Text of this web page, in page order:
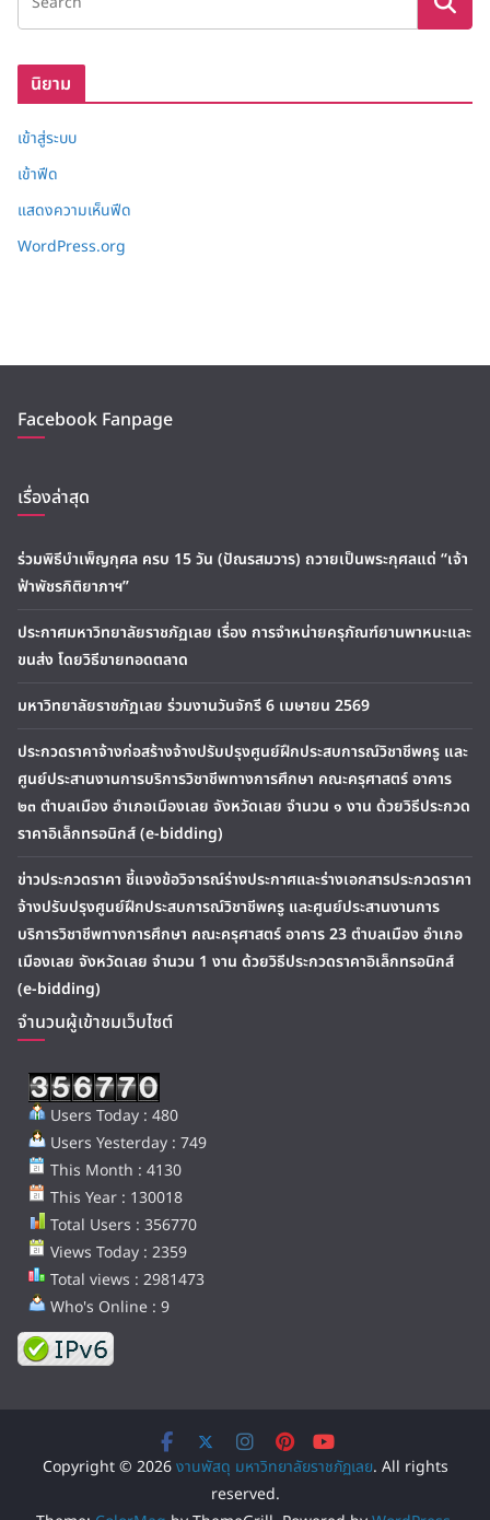
ก็
นิยาม
เข้าสู่ระบบ
เข้าฟีด
แสดงความเห็นฟีด
WordPress.org
Facebook Fanpage
เรื่องล่าสุด
ร่วมพิธีบำเพ็ญกุศล ครบ 15 วัน (ปัณรสมวาร) ถวายเป็นพระกุศลแด่ “เจ้า
ฟ้าพัชรกิติยาภาฯ”
ประกาศมหาวิทยาลัยราชภัฏเลย เรื่อง การจำหน่ายครุภัณฑ์ยานพาหนะและ
ขนส่ง โดยวิธีขายทอดตลาด
มหาวิทยาลัยราชภัฏเลย ร่วมงานวันจักรี 6 เมษายน 2569
ประกวดราคาจ้างก่อสร้างจ้างปรับปรุงศูนย์ฝึกประสบการณ์วิชาชีพครู และ
ศูนย์ประสานงานการบริการวิชาชีพทางการศึกษา คณะครุศาสตร์ อาคาร
๒๓ ตำบลเมือง อำเภอเมืองเลย จังหวัดเลย จำนวน ๑ งาน ด้วยวิธีประกวด
ราคาอิเล็กทรอนิกส์ (e-bidding)
ข่าวประกวดราคา ชี้แจงข้อวิจารณ์ร่างประกาศและร่างเอกสารประกวดราคา
จ้างปรับปรุงศูนย์ฝึกประสบการณ์วิชาชีพครู และศูนย์ประสานงานการ
บริการวิชาชีพทางการศึกษา คณะครุศาสตร์ อาคาร 23 ตำบลเมือง อำเภอ
เมืองเลย จังหวัดเลย จำนวน 1 งาน ด้วยวิธีประกวดราคาอิเล็กทรอนิกส์
(e-bidding)
จำนวนผู้เข้าชมเว็บไซต์
Users Today : 480
Users Yesterday : 749
This Month : 4130
This Year : 130018
Total Users : 356770
Views Today : 2359
Total views : 2981473
Who's Online : 9
Copyright © 2026งานพัสดุ มหาวิทยาลัยราชภัฏเลย. All rights
reserved.